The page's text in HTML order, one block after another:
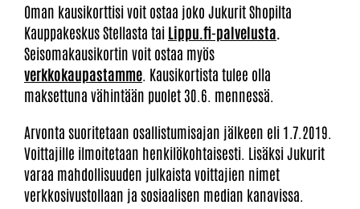
Oman kausikorttisi voit ostaa joko Jukurit Shopilta
Kauppakeskus Stellasta tai Lippu.fi-palvelusta.
Seisomakausikortin voit ostaa myös
verkkokaupastamme . Kausikortista tulee olla
maksettuna vähintään puolet 30.6. mennessä.
Arvonta suoritetaan osallistumisajan jälkeen eli 1.7.2019.
Voittajille ilmoitetaan henkilökohtaisesti. Lisäksi Jukurit
varaa mahdollisuuden julkaista voittajien nimet
verkkosivustollaan ja sosiaalisen median kanavissa.